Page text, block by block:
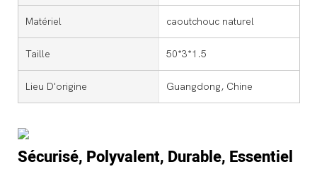
Matériel caoutchouc naturel
Taille 50*3*1.5
Lieu D'origine Guangdong, Chine
Sécurisé, Polyvalent, Durable, Essentiel